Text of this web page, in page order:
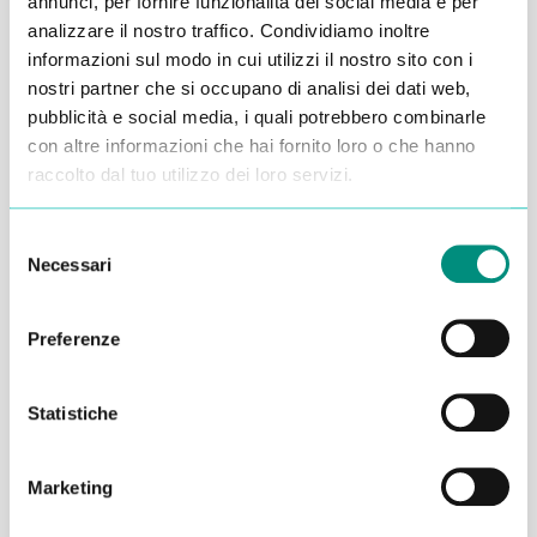
analizzare il nostro traffico. Condividiamo inoltre
informazioni sul modo in cui utilizzi il nostro sito con i
nostri partner che si occupano di analisi dei dati web,
pubblicità e social media, i quali potrebbero combinarle
con altre informazioni che hai fornito loro o che hanno
raccolto dal tuo utilizzo dei loro servizi.
delNecessari
Preferenze
Statistiche
Marketing
Alessandro Alfonsetti
Inserisci i tuoi dati qui, ti ricontatteremo